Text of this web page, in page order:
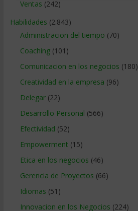
Ventas (242)
Habilidades (2.843)
Administracion del tiempo (70)
Coaching(101)
Comunicacion en los negocios (180)
Creatividad en la empresa (96)
Delegar(22)
Desarrollo Personal (566)
Efectividad (52)
Empowerment (15)
Etica en los negocios (46)
Gerencia de Proyectos (66)
Idiomas (51)
Innovacion en los Negocios (224)